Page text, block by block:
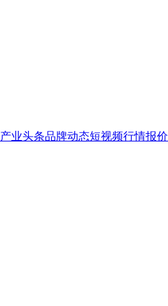
产业头条品牌动态短视频行情报价